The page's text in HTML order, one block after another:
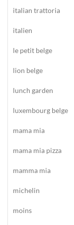
italian trattoria
italien
le petit belge
lion belge
lunch garden
luxembourg belge
mama mia
mama mia pizza
mamma mia
michelin
moins